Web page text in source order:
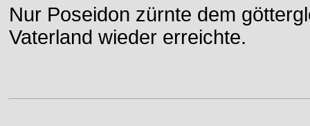
Nur Poseidon zürnte dem
Vaterland wieder erreichte.